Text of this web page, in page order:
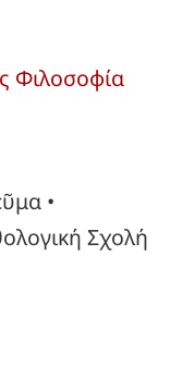
Φιλοσοφία
•
Σχολή